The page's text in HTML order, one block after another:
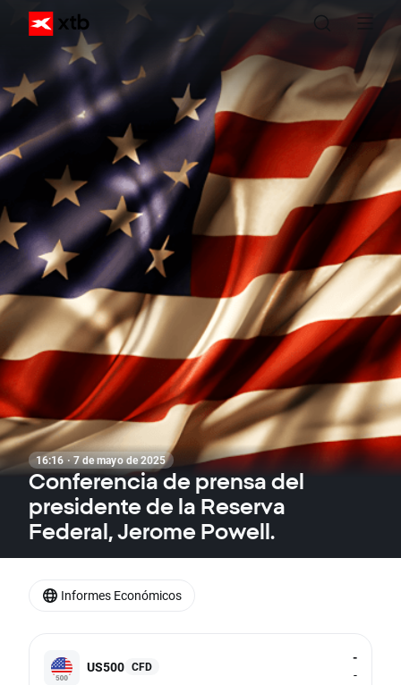
16:16 · 7 de mayo de 2025
Conferencia de prensa del
presidente de la Reserva
Federal, Jerome Powell.
US500 CFD
-
-
Informes Económicos